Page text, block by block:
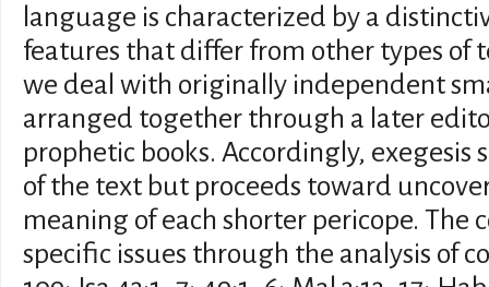
language is characterized by a
features that differ from other types of
we deal with originally independent
arranged together through a later
prophetic books. Accordingly,
of the text but proceeds toward
meaning of each shorter pericope. The
specific issues through the analysis of